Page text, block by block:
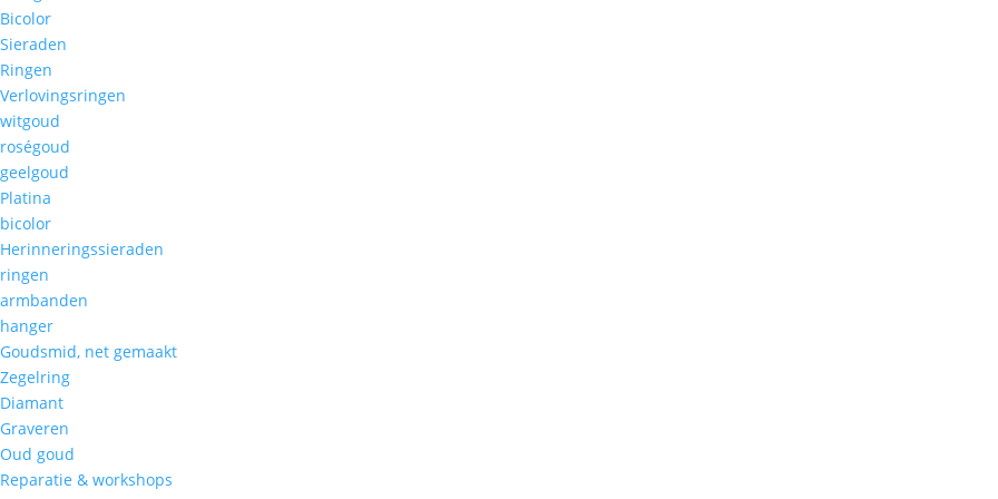
Bicolor
Sieraden
Ringen
Verlovingsringen
witgoud
roségoud
geelgoud
Platina
bicolor
Herinneringssieraden
ringen
armbanden
hanger
Goudsmid, net gemaakt
Zegelring
Diamant
Graveren
Oud goud
Reparatie & workshops